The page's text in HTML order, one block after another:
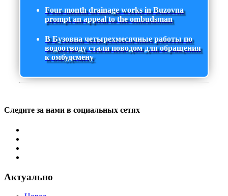
Four-month drainage works in Buzovna
prompt an appeal to the ombudsman
В Бузовна четырехмесячные работы по
водоотводу стали поводом для обращения
к омбудсмену
Следите за нами в социальных сетях
Актуально